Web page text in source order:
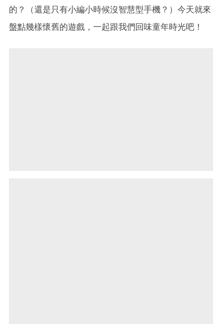
的？（還是只有小編小時候沒智慧型手機？）今天就來
盤點幾樣懷舊的遊戲，一起跟我們回味童年時光吧！